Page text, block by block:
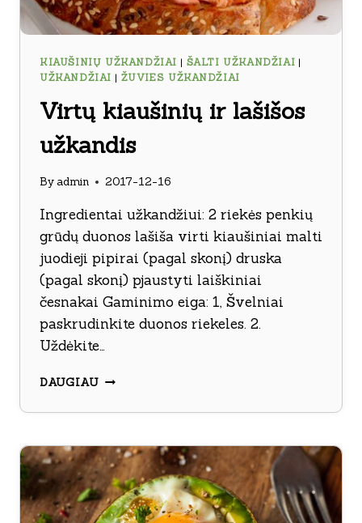
KIAUŠINIŲ UŽKANDŽIAI | ŠALTI UŽKANDŽIAI |
UŽKANDŽIAI | ŽUVIES UŽKANDŽIAI
Virtų kiaušinių ir lašišos
užkandis
By admin 2017-12-16
Ingredientai užkandžiui: 2 riekės penkių
grūdų duonos lašiša virti kiaušiniai malti
juodieji pipirai (pagal skonį) druska
(pagal skonį) pjaustyti laiškiniai
česnakai Gaminimo eiga: 1, Švelniai
paskrudinkite duonos riekeles. 2.
Uždėkite…
DAUGIAUVIRTŲ
IR
UŽKANDIS